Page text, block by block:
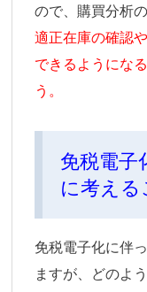
ので、購買分析
適正在庫の確認
できるようにな
う。
免税電子
に考える
免税電子化に伴
ますが、どのよ